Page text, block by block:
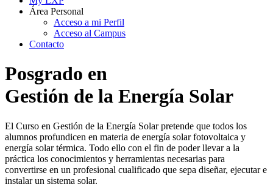
Área Personal
Acceso a mi Perfil
Acceso al Campus
Contacto
Posgrado en
Gestión de la Energía Solar
El Curso en Gestión de la Energía Solar pretende que todos los
alumnos profundicen en materia de energía solar fotovoltaica y
energía solar térmica. Todo ello con el fin de poder llevar a la
práctica los conocimientos y herramientas necesarias para
convertirse en un profesional cualificado que sepa diseñar, ejecutar e
instalar un sistema solar.